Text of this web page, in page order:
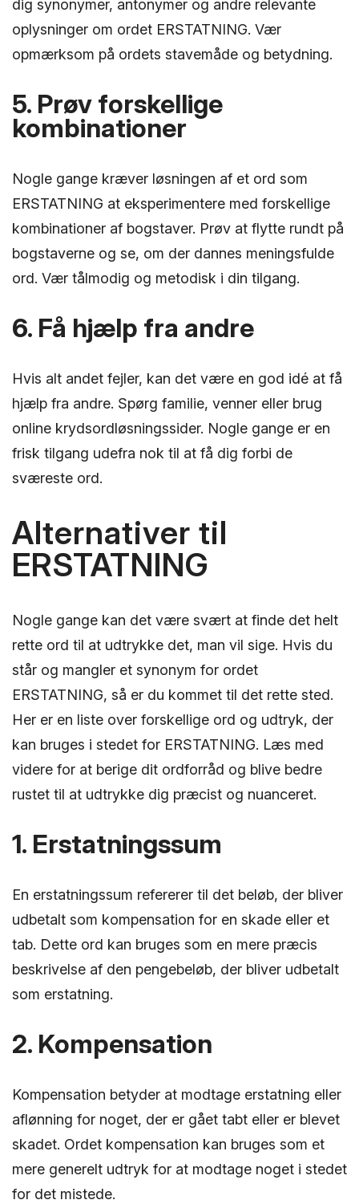
dig synonymer, antonymer og andre relevante
oplysninger om ordet ERSTATNING. Vær
opmærksom på ordets stavemåde og betydning.
5. Prøv forskellige
kombinationer
Nogle gange kræver løsningen af et ord som
ERSTATNING at eksperimentere med forskellige
kombinationer af bogstaver. Prøv at flytte rundt på
bogstaverne og se, om der dannes meningsfulde
ord. Vær tålmodig og metodisk i din tilgang.
6. Få hjælp fra andre
Hvis alt andet fejler, kan det være en god idé at få
hjælp fra andre. Spørg familie, venner eller brug
online krydsordløsningssider. Nogle gange er en
frisk tilgang udefra nok til at få dig forbi de
sværeste ord.
Alternativer til
ERSTATNING
Nogle gange kan det være svært at finde det helt
rette ord til at udtrykke det, man vil sige. Hvis du
står og mangler et synonym for ordet
ERSTATNING, så er du kommet til det rette sted.
Her er en liste over forskellige ord og udtryk, der
kan bruges i stedet for ERSTATNING. Læs med
videre for at berige dit ordforråd og blive bedre
rustet til at udtrykke dig præcist og nuanceret.
1. Erstatningssum
En erstatningssum refererer til det beløb, der bliver
udbetalt som kompensation for en skade eller et
tab. Dette ord kan bruges som en mere præcis
beskrivelse af den pengebeløb, der bliver udbetalt
som erstatning.
2. Kompensation
Kompensation betyder at modtage erstatning eller
aflønning for noget, der er gået tabt eller er blevet
skadet. Ordet kompensation kan bruges som et
mere generelt udtryk for at modtage noget i stedet
for det mistede.